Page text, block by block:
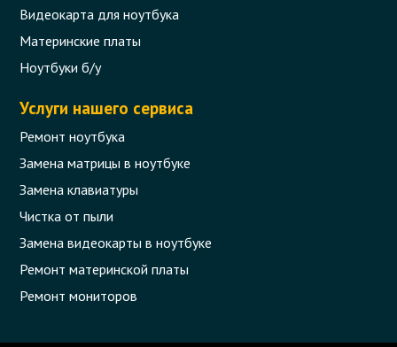
Видеокарта для ноутбука
Материнские платы
Ноутбуки б/у
Услуги нашего сервиса
Ремонт ноутбука
Замена матрицы в ноутбуке
Замена клавиатуры
Чистка от пыли
Замена видеокарты в ноутбуке
Ремонт материнской платы
Ремонт мониторов